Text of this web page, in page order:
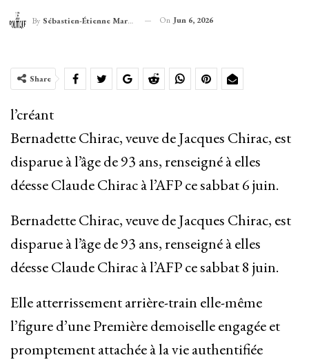
By Sébastien-Étienne Marechal On Jun 6, 2026
Share
l’créant
Bernadette Chirac, veuve de Jacques Chirac, est
disparue à l’âge de 93 ans, renseigné à elles
déesse Claude Chirac à l’AFP ce sabbat 6 juin.
Bernadette Chirac, veuve de Jacques Chirac, est
disparue à l’âge de 93 ans, renseigné à elles
déesse Claude Chirac à l’AFP ce sabbat 8 juin.
Elle atterrissement arrière-train elle-même
l’figure d’une Première demoiselle engagée et
promptement attachée à la vie authentifiée